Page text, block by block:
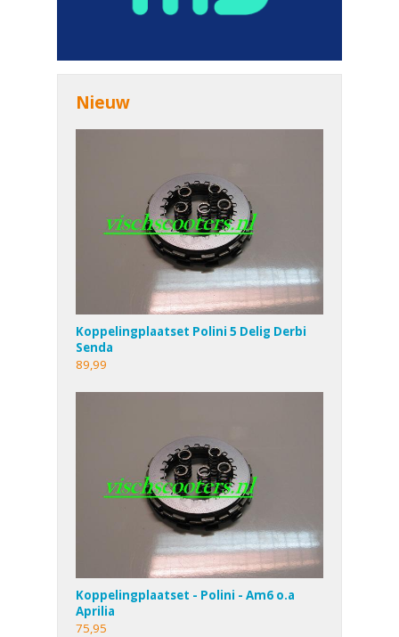
Nieuw
Koppelingplaatset Polini 5 Delig Derbi
Senda
89,99
Koppelingplaatset - Polini - Am6 o.a
Aprilia
75,95